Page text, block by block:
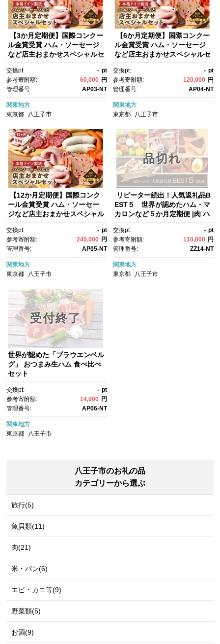
【3か月定期便】国際コンクー
ル金賞受賞 ハム・ソーセージ
など店主おまかせスペシャルセ
便 金賞 美味しい ギフト 送料無
料 東京 八王子
交換pt: - pt
参考寄附額:
60,000 円
管理番号:
AP03-NT
関東地方
東京都
八王子市
【6か月定期便】国際コンクー
ル金賞受賞 ハム・ソーセージ
など店主おまかせスペシャルセ
便 金賞 美味しい ギフト 送料無
料 東京 八王子
交換pt: - pt
参考寄附額:
120,000 円
管理番号:
AP04-NT
関東地方
東京都
八王子市
【12か月定期便】国際コンク
ール金賞受賞 ハム・ソーセー
ジなど店主おまかせスペシャル
期便 金賞 美味しい ギフト 送料
無料 東京 八王子
交換pt: - pt
参考寄附額:
240,000 円
管理番号:
AP05-NT
関東地方
東京都
八王子市
品切れ
リピーター続出！人気返礼品B
EST５ 世界が認めたハム・マ
カロンなど５か月定期便 |肉 ハ
ルメ 送料無料 東京 八王子
交換pt: - pt
参考寄附額:
110,000 円
管理番号:
ZZ14-NT
関東地方
東京都
八王子市
受付終了
世界が認めた「ブラウエンベル
グ」 おつまみ生ハム 食べ比べ
セット
交換pt: - pt
参考寄附額:
14,000 円
管理番号:
AP06-NT
関東地方
東京都
八王子市
八王子市のお礼の品
カテゴリーから選ぶ
旅行(5)
魚貝類(11)
肉(21)
米・パン(6)
エビ・カニ等(9)
野菜類(5)
お酒(9)